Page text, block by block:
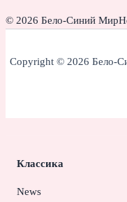
© 2026 Бело-Синий Мир
Copyright © 2026 Бело-
Классика
News